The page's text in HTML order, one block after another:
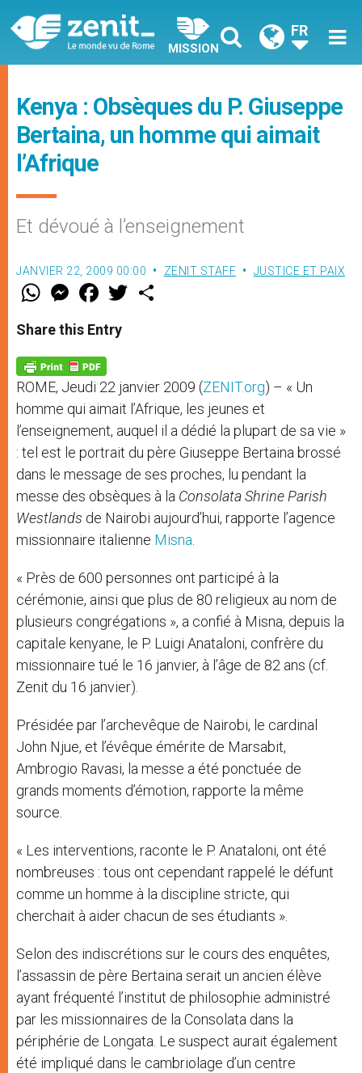
MISSION
FR
Kenya : Obsèques du P. Giuseppe
Bertaina, un homme qui aimait
l’Afrique
Et dévoué à l’enseignement
JANVIER 22, 2009 00:00 ZENIT STAFF JUSTICE ET PAIX
W
t
s
p
p
M
e
s
e
g
e
r
F
a
e
b
o
k
w
Share this Entry
ROME, Jeudi 22 janvier 2009 (ZENIT.org) – « Un
homme qui aimait l’Afrique, les jeunes et
l’enseignement, auquel il a dédié la plupart de sa vie »
: tel est le portrait du père Giuseppe Bertaina brossé
dans le message de ses proches, lu pendant la
messe des obsèques à la Consolata Shrine Parish
Westlands de Nairobi aujourd’hui, rapporte l’agence
missionnaire italienne Misna
« Près de 600 personnes ont participé à la
cérémonie, ainsi que plus de 80 religieux au nom de
plusieurs congrégations », a confié à Misna, depuis la
capitale kenyane, le P. Luigi Anataloni, confrère du
missionnaire tué le 16 janvier, à l’âge de 82 ans (cf.
Zenit du 16 janvier).
Présidée par l’archevêque de Nairobi, le cardinal
John Njue, et l’évêque émérite de Marsabit,
Ambrogio Ravasi, la messe a été ponctuée de
grands moments d’émotion, rapporte la même
source.
« Les interventions, raconte le P. Anataloni, ont été
nombreuses : tous ont cependant rappelé le défunt
comme un homme à la discipline stricte, qui
cherchait à aider chacun de ses étudiants ».
Selon des indiscrétions sur le cours des enquêtes,
l’assassin de père Bertaina serait un ancien élève
ayant fréquenté l’institut de philosophie administré
par les missionnaires de la Consolata dans la
périphérie de Longata. Le suspect aurait également
été impliqué dans le cambriolage d’un centre